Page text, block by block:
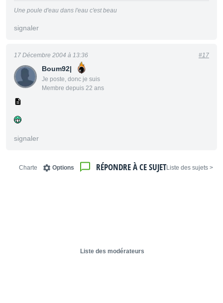
Une poule d'eau dans l'eau c'est beau
signaler
Boum92|
Je poste, donc je suis
Membre depuis 22 ans
17 Décembre 2004 à 13:36 #17
signaler
< Liste des sujets
RÉPONDRE À CE SUJET
Options
Charte
Liste des modérateurs